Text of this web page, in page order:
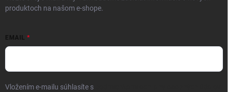
produktoch na našom e-shope.
EMAIL
Vložením e-mailu súhlasíte s